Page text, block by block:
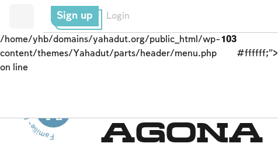
Sign up Login
/home/yhb/domains/yahadut.org/public_html/wp-
content/themes/Yahadut/parts/header/menu.php
on line
103
#ffffff;">
Familie- Familie- Familie-- Agona